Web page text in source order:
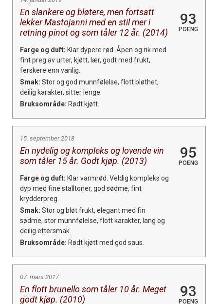
En slankere og bløtere, men fortsatt
lekker Mastojanni med en stil mer i
retning pinot og som tåler 12 år. (2014)
93
POENG
Farge og duft: Klar dypere rød. Åpen og rik med
fint preg av urter, kjøtt, lær, godt med frukt,
ferskere enn vanlig.
Smak: Stor og god munnfølelse, flott bløthet,
deilig karakter, sitter lenge.
Bruksområde: Rødt kjøtt.
15. september 2018
En nydelig og kompleks og lovende vin
som tåler 15 år. Godt kjøp. (2013)
95
POENG
Farge og duft: Klar varmrød. Veldig kompleks og
dyp med fine stalltoner, god sødme, fint
krydderpreg.
Smak: Stor og bløt frukt, elegant med fin
sødme, stor munnfølelse, flott karakter, lang og
deilig ettersmak.
Bruksområde: Rødt kjøtt med god saus.
07. mars 2017
En flott brunello som tåler 10 år. Meget
godt kjøp. (2010)
93
POENG